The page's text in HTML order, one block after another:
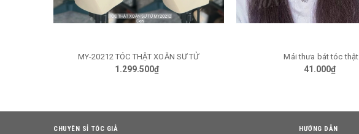
TÙY CHỌN
MY-20212 TÓC THẬT XOĂN SƯ TỬ
1.299.500₫
TÙY CHỌN
Mái thưa bát tóc thật
41.000₫
CHUYÊN SỈ TÓC GIẢ HƯỚNG DẪN